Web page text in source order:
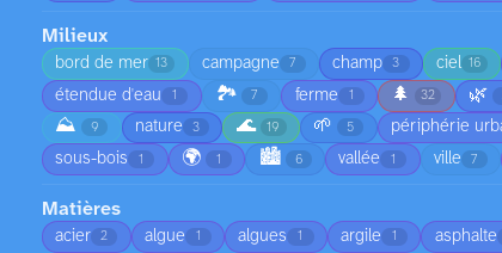
Milieux
bord de mer 13 campagne 7 champ 3 ciel 16
étendue d'eau 1 🏞️ 7 ferme 1 🌲 32 🌿
⛰️ 9 nature 3 🌊 19 🌱 5 périphérie
sous-bois 1 🌍 1 🏙️ 6 vallée 1 ville 7
Matières
acier 2 algue 1 algues 1 argile 1 asphalte